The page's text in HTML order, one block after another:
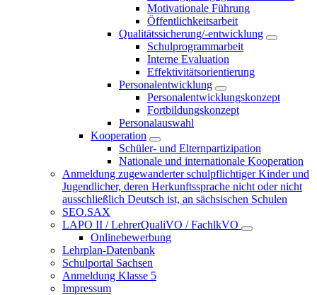
Motivationale Führung
Öffentlichkeitsarbeit
Qualitätssicherung/-entwicklung
Schulprogrammarbeit
Interne Evaluation
Effektivitätsorientierung
Personalentwicklung
Personalentwicklungskonzept
Fortbildungskonzept
Personalauswahl
Kooperation
Schüler- und Elternpartizipation
Nationale und internationale Kooperation
Anmeldung zugewanderter schulpflichtiger Kinder und
Jugendlicher, deren Herkunftssprache nicht oder nicht
ausschließlich Deutsch ist, an sächsischen Schulen
SEO.SAX
LAPO II / LehrerQualiVO / FachlkVO
Onlinebewerbung
Lehrplan-Datenbank
Schulportal Sachsen
Anmeldung Klasse 5
Impressum